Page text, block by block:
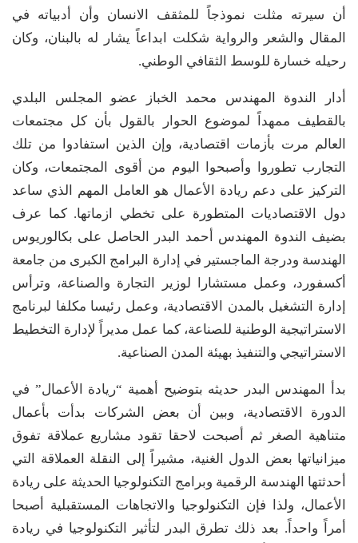
أن سيرته مثلت نموذجاً للمثقف الانسان وأن أدبياته في
المقال والشعر والرواية شكلت ابداعاً يشار له بالبنان، وكان
رحيله خسارة للوسط الثقافي الوطني.
أدار الندوة المهندس محمد الخباز عضو المجلس البلدي
بالقطيف ممهداً لموضوع الحوار بالقول بأن كل مجتمعات
العالم مرت بأزمات اقتصادية، وإن الذين استفادوا من تلك
التجارب تطوروا وأصبحوا اليوم من أقوى المجتمعات، وكان
التركيز على دعم ريادة الأعمال هو العامل المهم الذي ساعد
دول الاقتصاديات المتطورة على تخطي ازماتها. كما عرف
بضيف الندوة المهندس أحمد البدر الحاصل على بكالوريوس
الهندسة ودرجة الماجستير في إدارة البرامج الكبرى من جامعة
أكسفورد، وعمل مستشارا لوزير التجارة والصناعة، وترأس
إدارة التشغيل بالمدن الاقتصادية، وعمل رئيسا مكلفا لبرنامج
الاستراتيجية الوطنية للصناعة، كما عمل مديراً لإدارة التخطيط
الاستراتيجي والتنفيذ بهيئة المدن الصناعية.
بدأ المهندس البدر حديثه بتوضيح أهمية “ريادة الأعمال” في
الدورة الاقتصادية، وبين أن بعض الشركات بدأت بأعمال
متناهية الصغر ثم أصبحت لاحقا تقود مشاريع عملاقة تفوق
ميزانياتها بعض الدول الغنية، مشيراً إلى النقلة العملاقة التي
أحدثتها الهندسة الرقمية وبرامج التكنولوجيا الحديثة على ريادة
الأعمال، ولذا فإن التكنولوجيا والاتجاهات المستقبلية أصبحا
أمراً واحداً. بعد ذلك تطرق البدر لتأثير التكنولوجيا في ريادة